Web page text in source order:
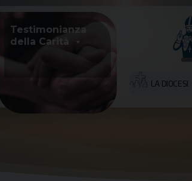
Testimonianza
della Carità
LA DIOCESI